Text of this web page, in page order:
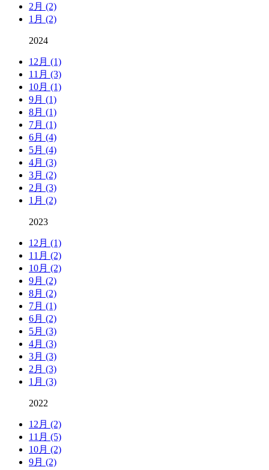
2月 (2)
1月 (2)
2024
12月 (1)
11月 (3)
10月 (1)
9月 (1)
8月 (1)
7月 (1)
6月 (4)
5月 (4)
4月 (3)
3月 (2)
2月 (3)
1月 (2)
2023
12月 (1)
11月 (2)
10月 (2)
9月 (2)
8月 (2)
7月 (1)
6月 (2)
5月 (3)
4月 (3)
3月 (3)
2月 (3)
1月 (3)
2022
12月 (2)
11月 (5)
10月 (2)
9月 (2)